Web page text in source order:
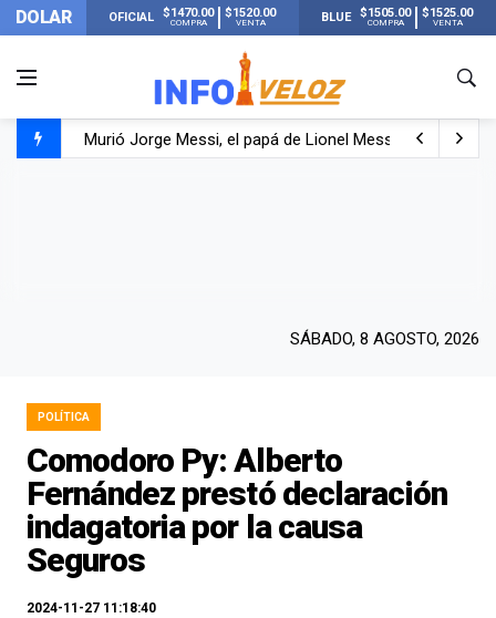
DOLAR OFICIAL $1470.00
COMPRA
$1520.00
VENTA BLUE $1505.00
COMPRA
$1525.00
VENTA
Murió Jorge Messi, el papá de Lionel Messi
SÁBADO, 8 AGOSTO, 2026
POLÍTICA
Comodoro Py: Alberto
Fernández prestó declaración
indagatoria por la causa
Seguros
2024-11-27 11:18:40